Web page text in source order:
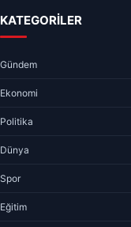
KATEGORİLER
Gündem
Ekonomi
Politika
Dünya
Spor
Eğitim